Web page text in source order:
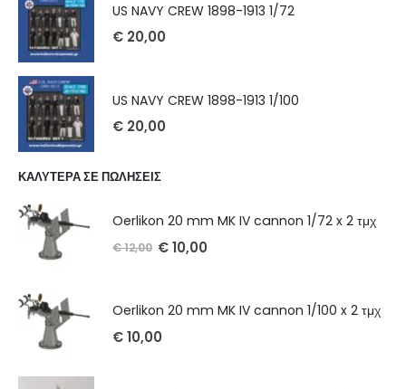
US NAVY CREW 1898-1913 1/72
€ 20,00
US NAVY CREW 1898-1913 1/100
€ 20,00
ΚΑΛΥΤΕΡΑ ΣΕ ΠΩΛΗΣΕΙΣ
Oerlikon 20 mm MK IV cannon 1/72 x 2 τμχ
€12,00 €10,00
Oerlikon 20 mm MK IV cannon 1/100 x 2 τμχ
€10,00